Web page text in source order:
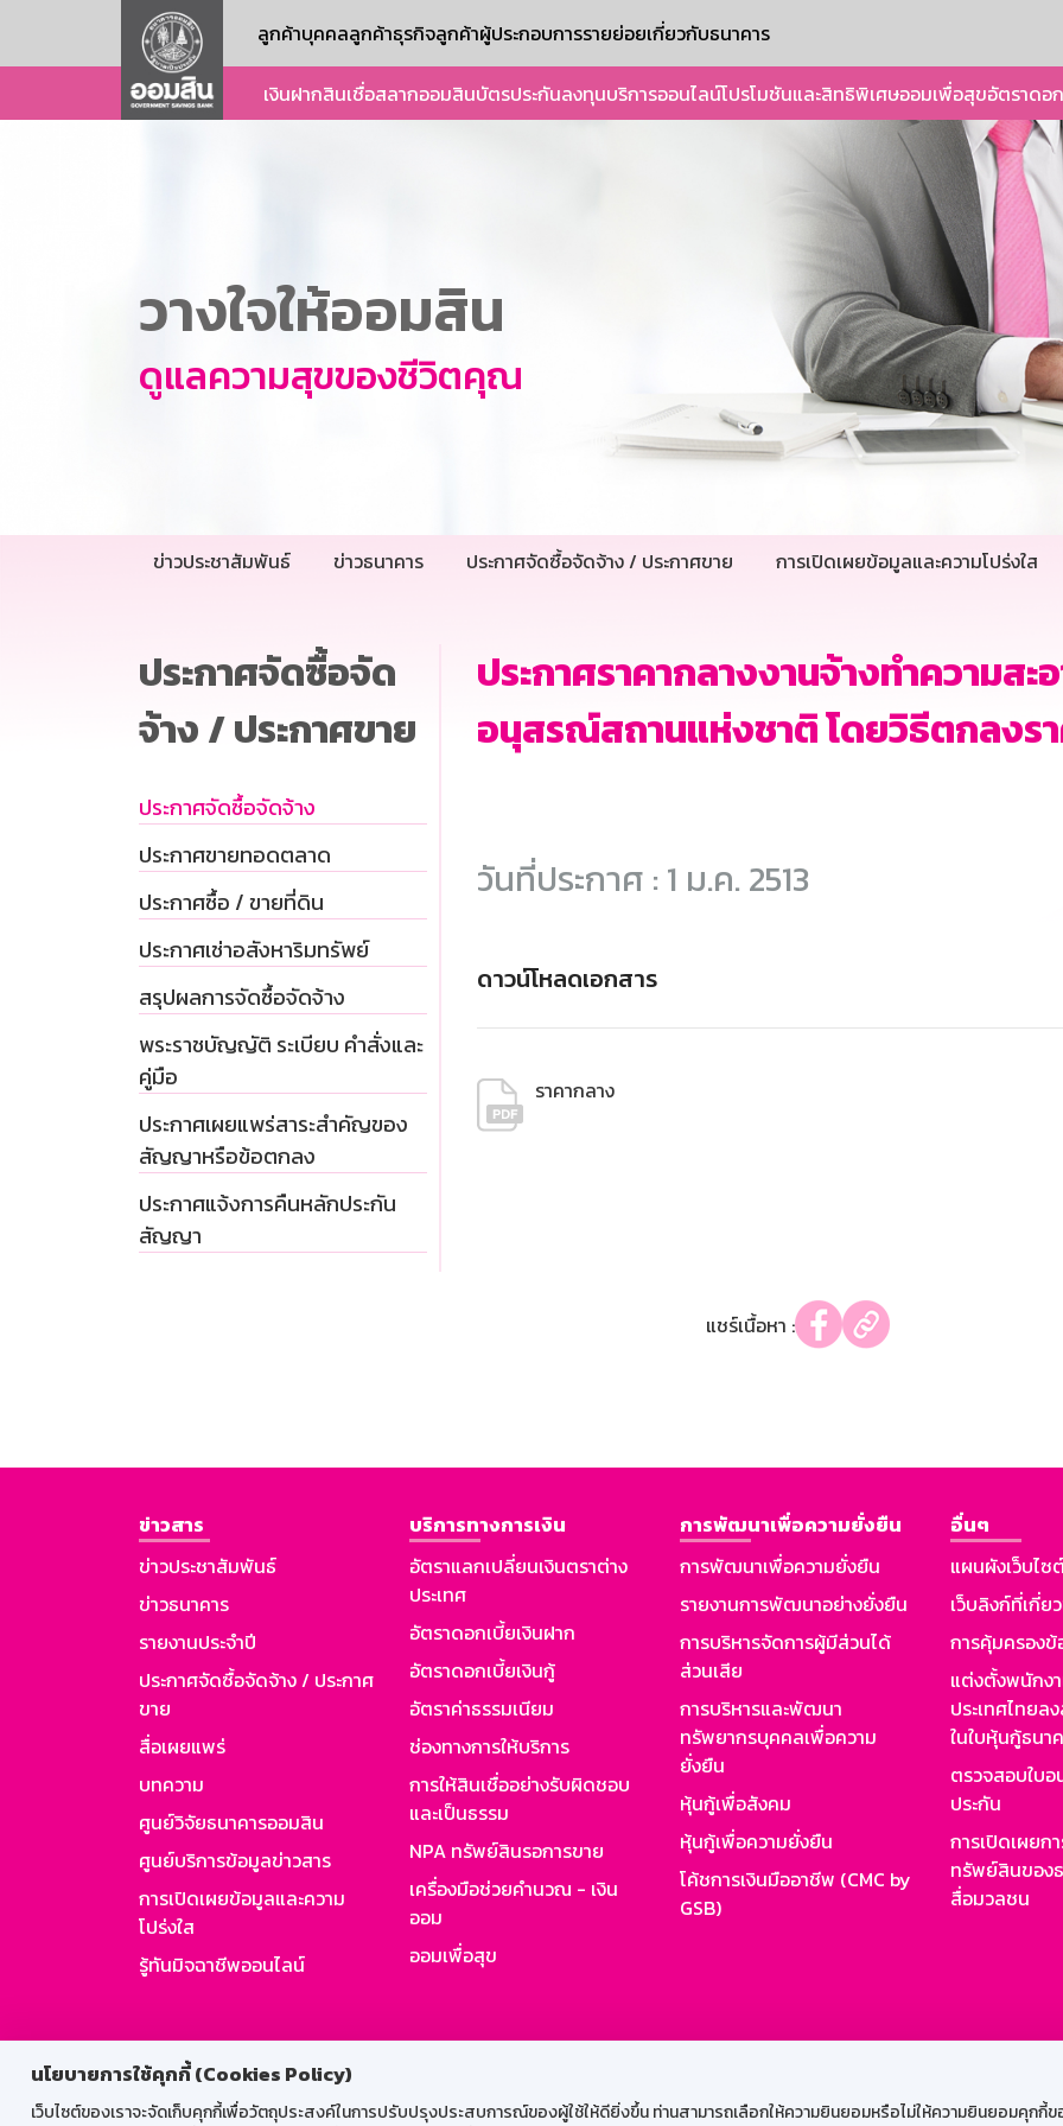
นโยบายการใช้คุกกี้ (Cookies Policy)
เว็บไซต์ของเราจะจัดเก็บคุกกี้เพื่อวัตถุประสงค์ในการปรับปรุงประสบการณ์ของผู้ใช้ให้ดียิ่งขึ้น ท่านสามารถเลือกให้ความยินยอมหรือไม่ให้ความยินยอมคุกกี้ข
ลูกค้าบุคคลลูกค้าธุรกิจลูกค้าผู้ประกอบการรายย่อยเกี่ยวกับธนาคาร
เงินฝากสินเชื่อสลากออมสินบัตรประกันลงทุนบริการออนไลน์โปรโมชันและสิทธิพิเศษออมเพื่อสุขอัตราดอ
วางใจให้ออมสิน
ดูแลความสุขของชีวิตคุณ
ข่าวประชาสัมพันธ์ ข่าวธนาคาร ประกาศจัดซื้อจัดจ้าง / ประกาศขาย การเปิดเผยข้อมูลและความโปร่งใส
ประกาศจัดซื้อจัด
จ้าง / ประกาศขาย
ประกาศจัดซื้อจัดจ้าง
ประกาศขายทอดตลาด
ประกาศซื้อ / ขายที่ดิน
ประกาศเช่าอสังหาริมทรัพย์
สรุปผลการจัดซื้อจัดจ้าง
พระราชบัญญัติ ระเบียบ คำสั่งและ
คู่มือ
ประกาศเผยแพร่สาระสำคัญของ
สัญญาหรือข้อตกลง
ประกาศแจ้งการคืนหลักประกัน
สัญญา
ประกาศราคากลางงานจ้างทำความส
อนุสรณ์สถานแห่งชาติ โดยวิธีตกลงร
วันที่ประกาศ : 1 ม.ค. 2513
ดาวน์โหลดเอกสาร
ราคากลาง
แชร์เนื้อหา :
ข่าวสาร
ข่าวประชาสัมพันธ์
ข่าวธนาคาร
รายงานประจำปี
ประกาศจัดซื้อจัดจ้าง / ประกาศ
ขาย
สื่อเผยแพร่
บทความ
ศูนย์วิจัยธนาคารออมสิน
ศูนย์บริการข้อมูลข่าวสาร
การเปิดเผยข้อมูลและความ
โปร่งใส
รู้ทันมิจฉาชีพออนไลน์
บริการทางการเงิน
อัตราแลกเปลี่ยนเงินตราต่าง
ประเทศ
อัตราดอกเบี้ยเงินฝาก
อัตราดอกเบี้ยเงินกู้
อัตราค่าธรรมเนียม
ช่องทางการให้บริการ
การให้สินเชื่ออย่างรับผิดชอบ
และเป็นธรรม
NPA ทรัพย์สินรอการขาย
เครื่องมือช่วยคำนวณ - เงิน
ออม
ออมเพื่อสุข
การพัฒนาเพื่อความยั่งยืน
การพัฒนาเพื่อความยั่งยืน
รายงานการพัฒนาอย่างยั่งยืน
การบริหารจัดการผู้มีส่วนได้
ส่วนเสีย
การบริหารและพัฒนา
ทรัพยากรบุคคลเพื่อความ
ยั่งยืน
หุ้นกู้เพื่อสังคม
หุ้นกู้เพื่อความยั่งยืน
โค้ชการเงินมืออาชีพ (CMC by
GSB)
อื่นๆ
แผนผังเว็บไซ
เว็บลิงก์ที่เกี่ย
การคุ้มครอง
แต่งตั้งพนักง
ประเทศไทยล
ในใบหุ้นกู้ธนา
ตรวจสอบใบ
ประกัน
การเปิดเผยก
ทรัพย์สินของ
สื่อมวลชน